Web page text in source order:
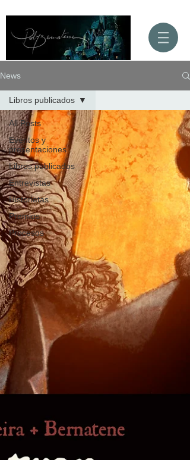
News
All Posts
Eventos y
presentaciones
Libros publicados
Entrevistas
Historietas
Premios
Procesos
Libros publicados